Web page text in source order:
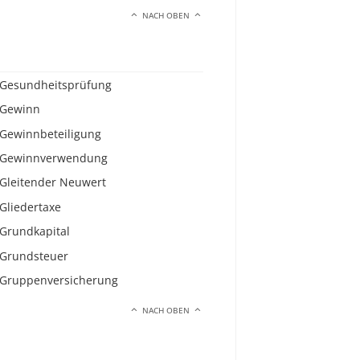
NACH OBEN
Gesundheitsprüfung
Gewinn
Gewinnbeteiligung
Gewinnverwendung
Gleitender Neuwert
Gliedertaxe
Grundkapital
Grundsteuer
Gruppenversicherung
NACH OBEN